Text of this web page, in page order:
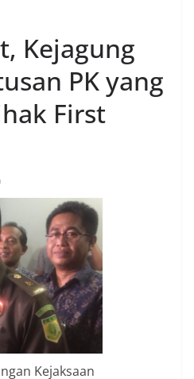
Kejagung
PK yang
First
Kejaksaan